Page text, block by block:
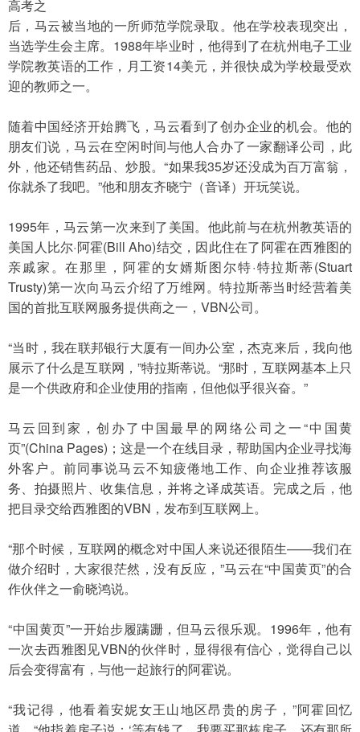
高考之
后，马云被当地的一所师范学院录取。他在学校表现突出，
当选学生会主席。1988年毕业时，他得到了在杭州电子工业
学院教英语的工作，月工资14美元，并很快成为学校最受欢
迎的教师之一。
随着中国经济开始腾飞，马云看到了创办企业的机会。他的
朋友们说，马云在空闲时间与他人合办了一家翻译公司，此
外，他还销售药品、炒股。“如果我35岁还没成为百万富翁，
你就杀了我吧。”他和朋友齐晓宁（音译）开玩笑说。
1995年，马云第一次来到了美国。他此前与在杭州教英语的
美国人比尔·阿霍(Bill Aho)结交，因此住在了阿霍在西雅图的
亲戚家。在那里，阿霍的女婿斯图尔特·特拉斯蒂(Stuart
Trusty)第一次向马云介绍了万维网。特拉斯蒂当时经营着美
国的首批互联网服务提供商之一，VBN公司。
“当时，我在联邦银行大厦有一间办公室，杰克来后，我向他
展示了什么是互联网，”特拉斯蒂说。“那时，互联网基本上只
是一个供政府和企业使用的指南，但他似乎很兴奋。”
马云回到家，创办了中国最早的网络公司之一“中国黄
页”(China Pages)；这是一个在线目录，帮助国内企业寻找海
外客户。前同事说马云不知疲倦地工作、向企业推荐该服
务、拍摄照片、收集信息，并将之译成英语。完成之后，他
把目录交给西雅图的VBN，发布到互联网上。
“那个时候，互联网的概念对中国人来说还很陌生——我们在
做介绍时，大家很茫然，没有反应，”马云在“中国黄页”的合
作伙伴之一俞晓鸿说。
“中国黄页”一开始步履蹒跚，但马云很乐观。1996年，他有
一次去西雅图见VBN的伙伴时，显得很有信心，觉得自己以
后会变得富有，与他一起旅行的阿霍说。
“我记得，他看着安妮女王山地区昂贵的房子，”阿霍回忆